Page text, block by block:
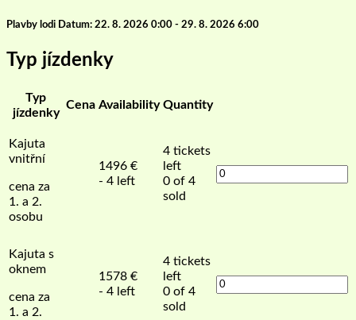
Plavby lodi Datum: 22. 8. 2026 0:00 - 29. 8. 2026 6:00
Typ jízdenky
Typ
jízdenky
Cena Availability Quantity
Kajuta
vnitřní
cena za
1. a 2.
osobu
1496 €
- 4 left
4 tickets
left
0 of 4
sold
Kajuta s
oknem
cena za
1. a 2.
1578 €
- 4 left
4 tickets
left
0 of 4
sold